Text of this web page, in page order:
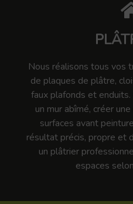
Nous réalisons tous vos
de plaques de plâtre,
faux plafonds et
un mur abîmé, créer
surfaces avant
résultat précis, propre et
un plâtrier
espaces